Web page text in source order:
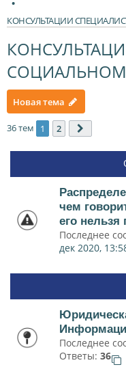
КОНСУЛЬТАЦИИ
Новая тема
36 тем 1 2
чем
его нельзя
Последнее
дек 2020,
Последнее
Ответы: 36